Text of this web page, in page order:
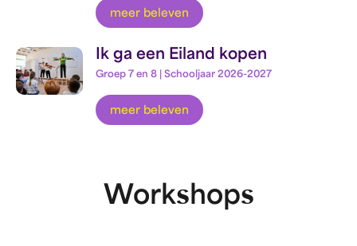
meer beleven
Ik ga een Eiland kopen
Groep 7 en 8 | Schooljaar 2026-2027
meer beleven
Workshops